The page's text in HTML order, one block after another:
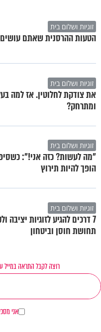
זוגיות ושלום בית
הטעות ההרסנית שאתם עושים
זוגיות ושלום בית
את צודקת לחלוטין. אז למה
ומתרחק?
זוגיות ושלום בית
"מה לעשות? כזה אני!":
הופך להיות תירוץ
זוגיות ושלום בית
7 דרכים להגיע לזוגיות יציבה
תחושת חוסן וביטחון
רוצה לקבל התראה במייל
אני